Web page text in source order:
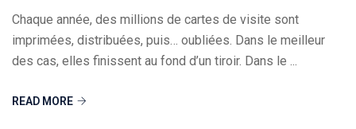
Chaque année, des millions de cartes de visite sont
imprimées, distribuées, puis… oubliées. Dans le meilleur
des cas, elles finissent au fond d’un tiroir. Dans le ...
READ MORE